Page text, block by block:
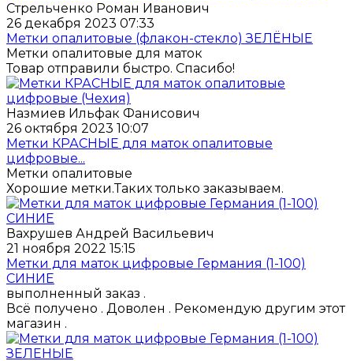
Стрельченко Роман Иванович
26 декабря 2023 07:33
Метки опалитовые (флакон-стекло) ЗЕЛЁНЫЕ
Метки опалитовые для маток
Товар отправили быстро. Спасибо!
Назмиев Ильфак Фанисович
26 октября 2023 10:07
Метки КРАСНЫЕ для маток опалитовые
цифровые...
Метки опалитовые
Хорошие метки.Таких только заказываем.
Вахрушев Андрей Васильевич
21 ноября 2022 15:15
Метки для маток цифровые Германия (1-100)
СИНИЕ
выполненный заказ .
Всё получено . Доволен . Рекомендую другим этот
магазин .